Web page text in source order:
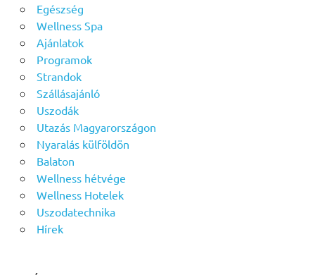
Egészség
Wellness Spa
Ajánlatok
Programok
Strandok
Szállásajánló
Uszodák
Utazás Magyarországon
Nyaralás külföldön
Balaton
Wellness hétvége
Wellness Hotelek
Uszodatechnika
Hírek